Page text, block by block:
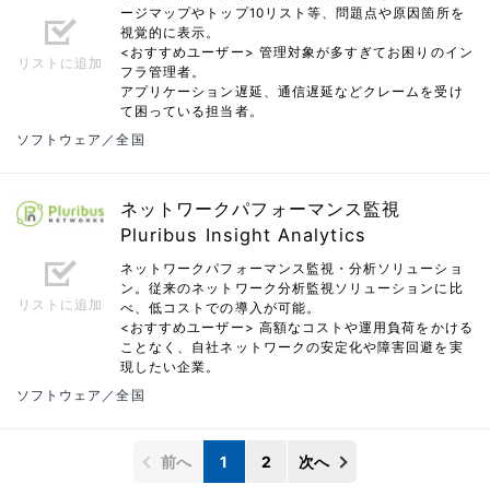
リストに追加
ージマップやトップ10リスト等、問題点や原因箇所を
視覚的に表示。
<おすすめユーザー> 管理対象が多すぎてお困りのイン
フラ管理者。
アプリケーション遅延、通信遅延などクレームを受け
て困っている担当者。
ソフトウェア／全国
リストに追加
ネットワークパフォーマンス監視
Pluribus Insight Analytics
ネットワークパフォーマンス監視・分析ソリューショ
ン。従来のネットワーク分析監視ソリューションに比
べ、低コストでの導入が可能。
<おすすめユーザー> 高額なコストや運用負荷をかける
ことなく、自社ネットワークの安定化や障害回避を実
現したい企業。
ソフトウェア／全国
前へ 1 2 次へ